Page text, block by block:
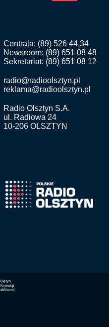
Centrala: (89) 526 44 34
Newsroom: (89) 651 08 48
Sekretariat: (89) 651 08 12
radio@radioolsztyn.pl
reklama@radioolsztyn.pl
Radio Olsztyn S.A.
ul. Radiowa 24
10-206 OLSZTYN